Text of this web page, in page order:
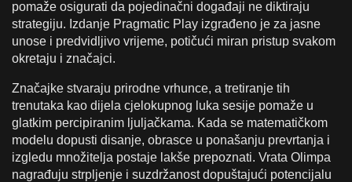
pomaže osigurati da pojedinačni događaji ne diktiraju
strategiju. Izdanje Pragmatic Play izgrađeno je za jasne
unose i predvidljivo vrijeme, potičući miran pristup svakom
okretaju i značajci.
Značajke stvaraju prirodne vrhunce, a tretiranje tih
trenutaka kao dijela cjelokupnog luka sesije pomaže u
glatkim percipiranim ljuljačkama. Kada se matematičkom
modelu dopusti disanje, obrasce u ponašanju prevrtanja i
izgledu množitelja postaje lakše prepoznati. Vrata Olimpa
nagrađuju strpljenje i suzdržanost dopuštajući potencijalu